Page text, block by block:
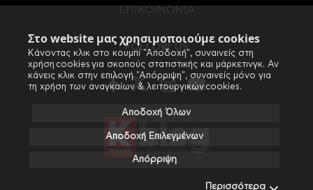
Στο website μας χρησιμοποιούμε cookies
Κάνοντας κλικ στο κουμπί "Αποδοχή", συναινείς στη
χρήση cookies για σκοπούς στατιστικής και μάρκετινγκ. Αν
κάνεις κλικ στην επιλογή "Απόρριψη", συναινείς μόνο για
τη χρήση των αναγκαίων & λειτουργικών cookies.
Αποδοχή Όλων
Αποδοχή Επιλεγμένων
Απόρριψη
Περισσότερα
FOLLOW US